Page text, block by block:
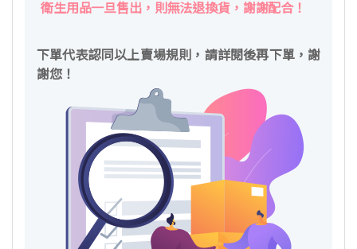
衛生用品一旦售出，則無法退換貨，謝謝配合！
下單代表認同以上賣場規則，請詳閱後再下單，謝
謝您！